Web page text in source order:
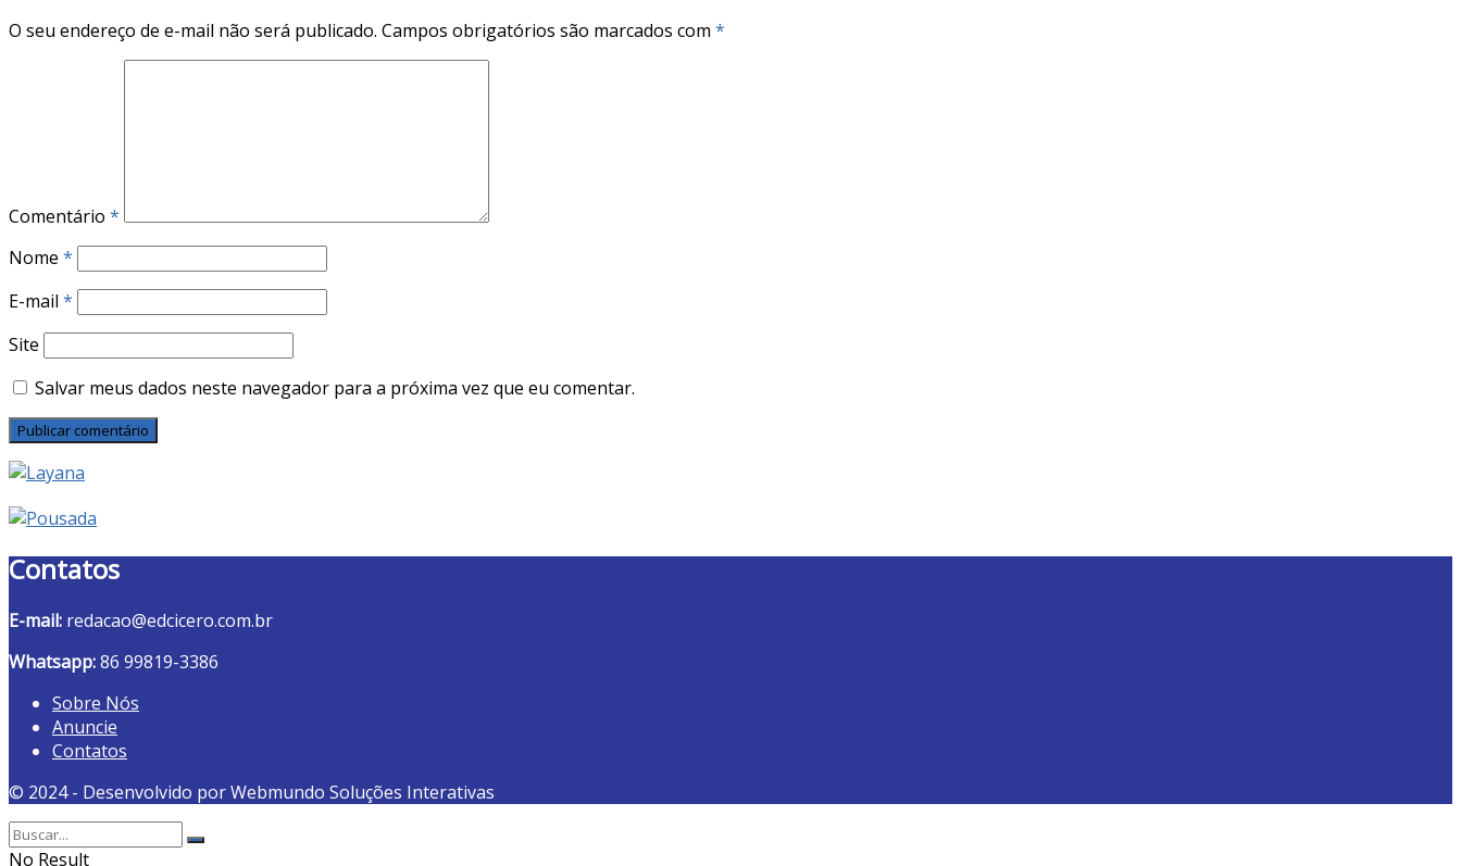
O seu endereço de e-mail não será publicado. Campos obrigatórios são marcados com *
Comentário *
Nome *
E-mail *
Site
Salvar meus dados neste navegador para a próxima vez que eu comentar.
Contatos
E-mail: redacao@edcicero.com.br
Whatsapp:86 99819-3386
Sobre Nós
Anuncie
Contatos
© 2024 - Desenvolvido por Webmundo Soluções Interativas
No Result